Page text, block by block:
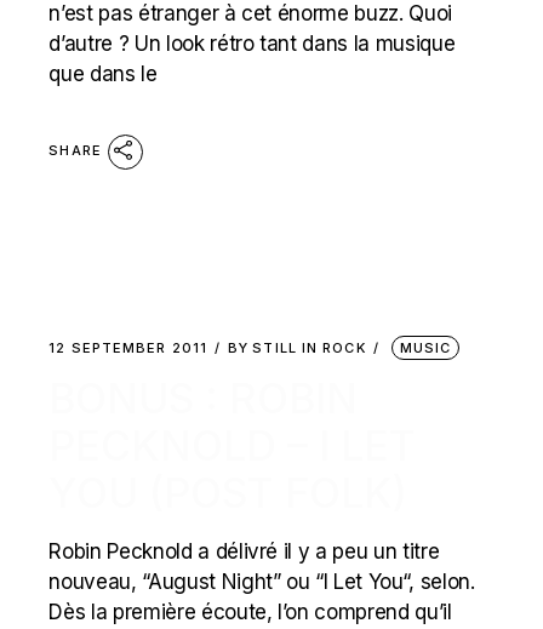
n’est pas étranger à cet énorme buzz. Quoi
d’autre ? Un look rétro tant dans la musique
que dans le
SHARE
12 SEPTEMBER 2011 BY STILL IN ROCK MUSIC
Robin Pecknold a délivré il y a peu un titre
nouveau, “August Night” ou “I Let You“, selon.
Dès la première écoute, l’on comprend qu’il